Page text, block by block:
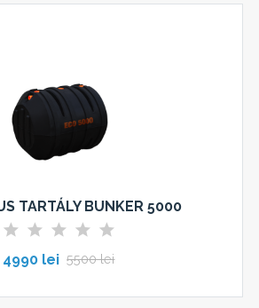
TARTÁLY BUNKER 5000
5500 lei
4990 lei